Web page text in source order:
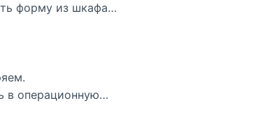
форму из шкафа…
в операционную…